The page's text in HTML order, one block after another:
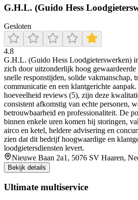
G.H.L. (Guido Hess
Gesloten
4.8
G.H.L. (Guido Hess Loodgieterswerken)
zich door uitzonderlijk hoog
snelle responstijden, solide vakmanschap,
communicatie en een klantgerichte
hoeveelheid reviews (5), zijn deze
consistent afkomstig van echte personen,
betrouwbaarheid en professionaliteit. De
binnen enkele uren komen bij storingen,
airco en ketel, heldere advisering en
zien dat dit bedrijf hoogwaardige en
loodgietersdiensten levert.
Nieuwe Baan 2a1, 5076 SV Haaren,
Bekijk details
Ultimate multiservice